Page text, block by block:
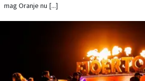
mag Oranje nu [...]